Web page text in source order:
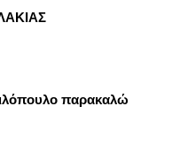
παρακαλώ